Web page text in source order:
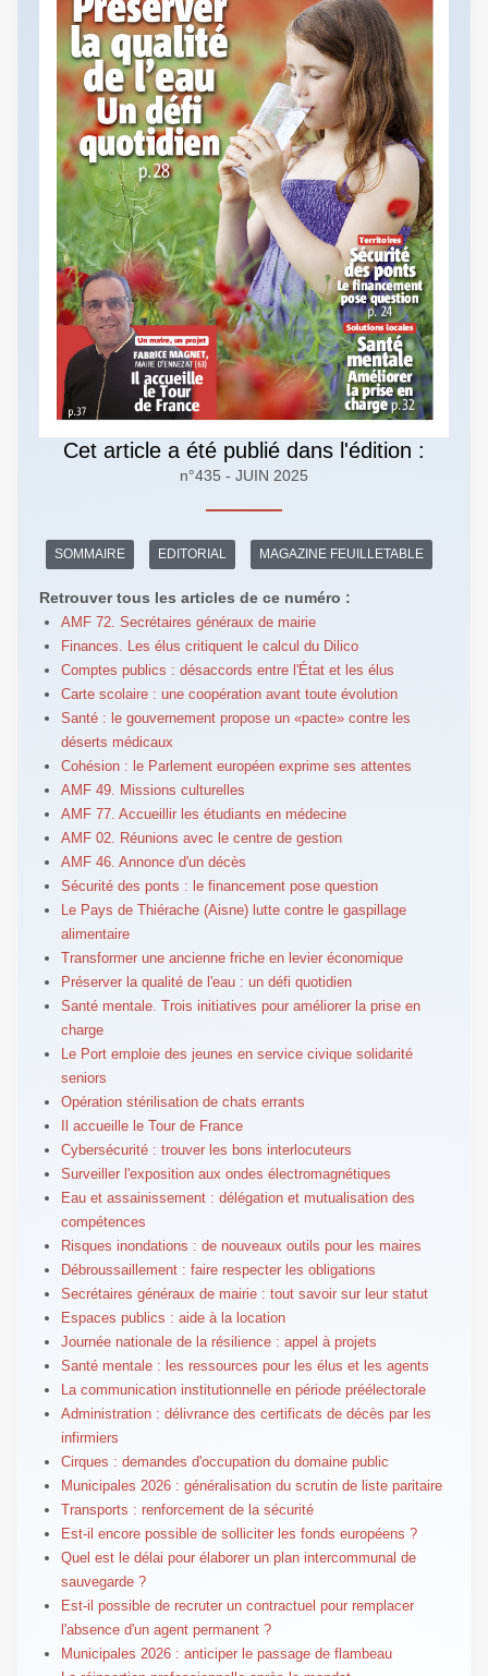
Cet article a été publié dans l'édition :
n°435 - JUIN 2025
SOMMAIRE EDITORIAL MAGAZINE FEUILLETABLE
Retrouver tous les articles de ce numéro :
AMF 72. Secrétaires généraux de mairie
Finances. Les élus critiquent le calcul du Dilico
Comptes publics : désaccords entre l'État et les élus
Carte scolaire : une coopération avant toute évolution
Santé : le gouvernement propose un «pacte» contre les
déserts médicaux
Cohésion : le Parlement européen exprime ses attentes
AMF 49. Missions culturelles
AMF 77. Accueillir les étudiants en médecine
AMF 02. Réunions avec le centre de gestion
AMF 46. Annonce d'un décès
Sécurité des ponts : le financement pose question
Le Pays de Thiérache (Aisne) lutte contre le gaspillage
alimentaire
Transformer une ancienne friche en levier économique
Préserver la qualité de l'eau : un défi quotidien
Santé mentale. Trois initiatives pour améliorer la prise en
charge
Le Port emploie des jeunes en service civique solidarité
seniors
Opération stérilisation de chats errants
Il accueille le Tour de France
Cybersécurité : trouver les bons interlocuteurs
Surveiller l'exposition aux ondes électromagnétiques
Eau et assainissement : délégation et mutualisation des
compétences
Risques inondations : de nouveaux outils pour les maires
Débroussaillement : faire respecter les obligations
Secrétaires généraux de mairie : tout savoir sur leur statut
Espaces publics : aide à la location
Journée nationale de la résilience : appel à projets
Santé mentale : les ressources pour les élus et les agents
La communication institutionnelle en période préélectorale
Administration : délivrance des certificats de décès par les
infirmiers
Cirques : demandes d'occupation du domaine public
Municipales 2026 : généralisation du scrutin de liste paritaire
Transports : renforcement de la sécurité
Est-il encore possible de solliciter les fonds européens ?
Quel est le délai pour élaborer un plan intercommunal de
sauvegarde ?
Est-il possible de recruter un contractuel pour remplacer
l'absence d'un agent permanent ?
Municipales 2026 : anticiper le passage de flambeau